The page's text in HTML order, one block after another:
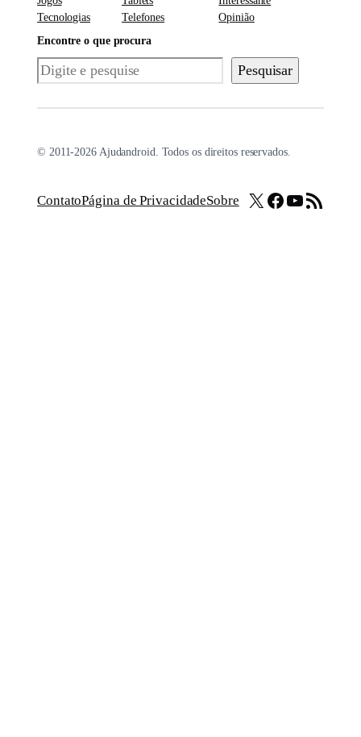
Tecnologias
Telefones
Opinião
Encontre o que procura
Pesquisar Pesquisar
© 2011-2026 Ajudandroid. Todos os direitos reservados.
ContatoPágina de PrivacidadeSobre X Facebook
Youtube
Feed RSS